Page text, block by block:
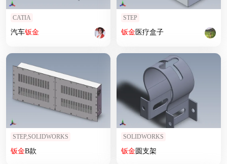
CATIA
汽车钣金
STEP
钣金医疗盒子
STEP,SOLIDWORKS
钣金B款
SOLIDWORKS
钣金圆支架